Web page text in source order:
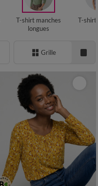
T-shirt manches
longues
T-shirt
Grille